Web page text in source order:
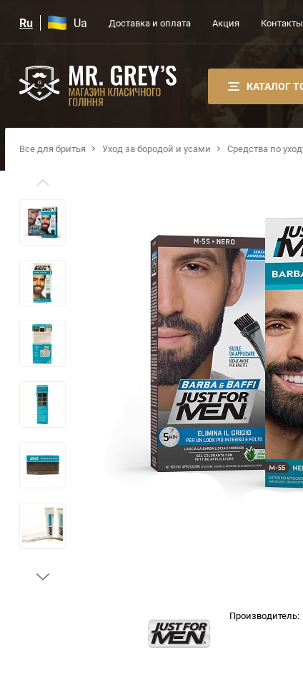
Ru Ua Доставка и оплата Акция Контакты
КАТАЛОГ
Все для бритья Уход за бородой и усами Средства по
Производитель: